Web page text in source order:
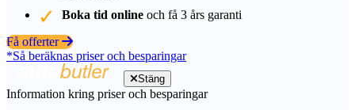
Boka tid online och få 3 års garanti
Få offerter
*Så beräknas priser och besparingar
Stäng
Information kring priser och besparingar